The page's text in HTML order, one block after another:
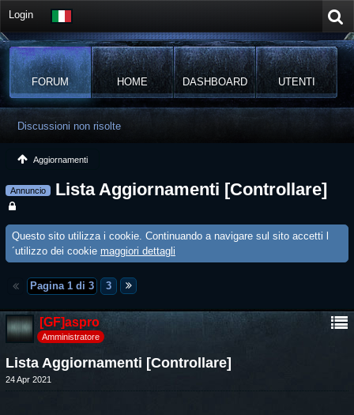
Login
FORUM HOME DASHBOARD UTENTI
Discussioni non risolte
Aggiornamenti
Annuncio Lista Aggiornamenti [Controllare]
Questo sito utilizza i cookie. Continuando a navigare sul sito accetti l
´utilizzo dei cookie maggiori dettagli
Pagina 1 di 3 3
[GF]aspro
Amministratore
Lista Aggiornamenti [Controllare]
24 Apr 2021